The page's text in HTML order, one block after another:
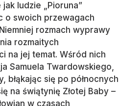
ludzie „Pioruna”
o swoich przewagach
rozmach wyprawy
rozmaitych
na jej temat. Wśród nich
Samuela Twardowskiego,
błąkając się po północnych
na świątynię Złotej Baby –
w czasach